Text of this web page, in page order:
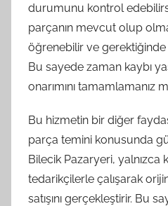
durumunu kontrol
parçanın mevcut olup
öğrenebilir ve gerektiğinde
Bu sayede zaman kaybı
onarımını tamamlamanız
Bu hizmetin bir diğer
parça temini konusunda
Bilecik Pazaryeri, yalnızca
tedarikçilerle çalışarak
satışını gerçekleştirir. Bu